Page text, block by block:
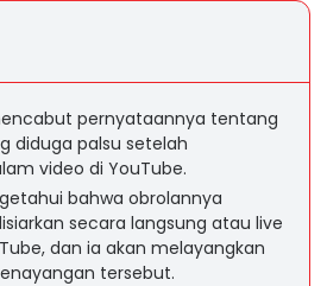
pernyataannya tentang
diduga palsu setelah
video di YouTube.
bahwa obrolannya
secara langsung atau live
dan ia akan melayangkan
tersebut.